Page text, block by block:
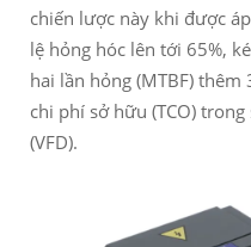
chiến lược này khi được
lệ hỏng hóc lên tới 65%,
hai lần hỏng (MTBF)
chi phí sở hữu (TCO)
(VFD).